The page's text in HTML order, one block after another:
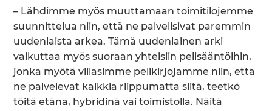
– Lähdimme myös muuttamaan toimitilojemme
suunnittelua niin, että ne palvelisivat paremmin
uudenlaista arkea. Tämä uudenlainen arki
vaikuttaa myös suoraan yhteisiin pelisääntöihin,
jonka myötä viilasimme pelikirjojamme niin, että
ne palvelevat kaikkia riippumatta siitä, teetkö
töitä etänä, hybridinä vai toimistolla. Näitä